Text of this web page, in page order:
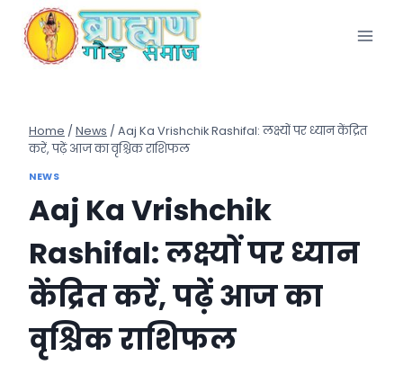
content
Home / News / Aaj Ka Vrishchik Rashifal: लक्ष्यों पर ध्यान केंद्रित
करें, पढ़ें आज का वृश्चिक राशिफल
NEWS
Aaj Ka Vrishchik
Rashifal: लक्ष्यों पर ध्यान
केंद्रित करें, पढ़ें आज का
वृश्चिक राशिफल